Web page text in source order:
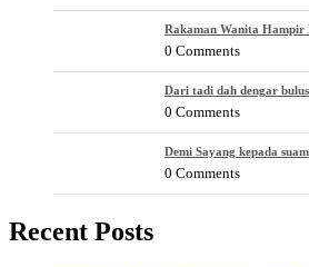
Rakaman Wanita Hampir
0 Comments
Dari tadi dah dengar
0 Comments
Demi Sayang kepada
0 Comments
Recent Posts